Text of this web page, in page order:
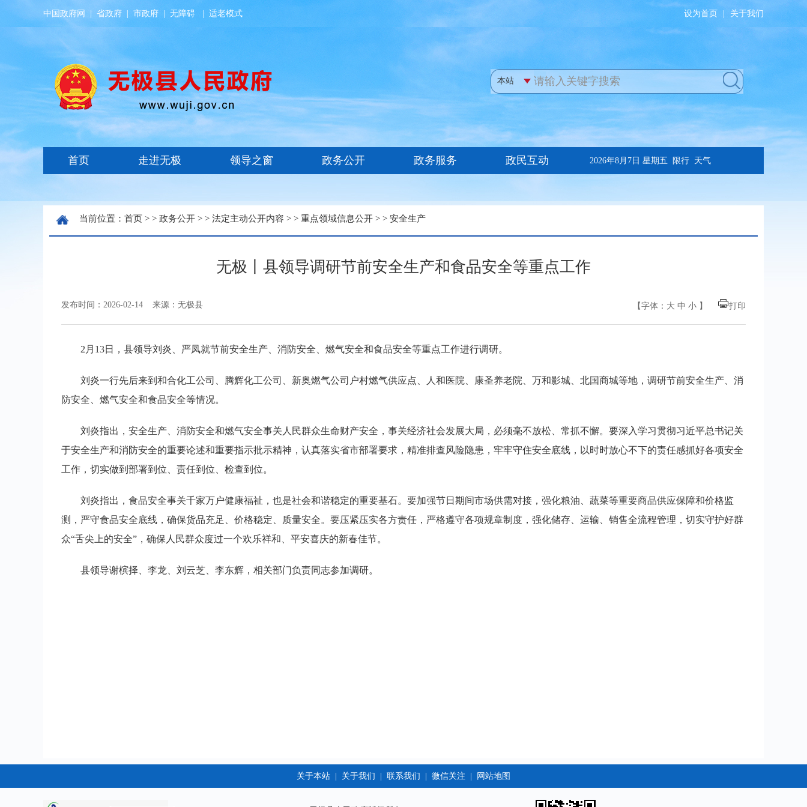
中国政府网 省政府 市政府 无障碍 适老模式 设为首页 关于我们
当前位置： 首页 > > 政务公开 > > 法定主动公开内容 > > 重点领域信息公开 > > 安全生产
无极丨县领导调研节前安全生产和食品安全等重点工作
发布时间：2026-02-14 来源：无极县 【字体： 大 中 小 】 打印
2月13日，县领导刘炎、严凤就节前安全生产、消防安全、燃气安全和食品安全等重点工作进行调研。
刘炎一行先后来到和合化工公司、腾辉化工公司、新奥燃气公司户村燃气供应点、人和医院、康圣养老院、万和影城、北国商城等地，调研节前安全生产、消
防安全、燃气安全和食品安全等情况。
刘炎指出，安全生产、消防安全和燃气安全事关人民群众生命财产安全，事关经济社会发展大局，必须毫不放松、常抓不懈。要深入学习贯彻习近平总书记关
于安全生产和消防安全的重要论述和重要指示批示精神，认真落实省市部署要求，精准排查风险隐患，牢牢守住安全底线，以时时放心不下的责任感抓好各项安全
工作，切实做到部署到位、责任到位、检查到位。
刘炎指出，食品安全事关千家万户健康福祉，也是社会和谐稳定的重要基石。要加强节日期间市场供需对接，强化粮油、蔬菜等重要商品供应保障和价格监
测，严守食品安全底线，确保货品充足、价格稳定、质量安全。要压紧压实各方责任，严格遵守各项规章制度，强化储存、运输、销售全流程管理，切实守护好群
众“舌尖上的安全”，确保人民群众度过一个欢乐祥和、平安喜庆的新春佳节。
县领导谢槟择、李龙、刘云芝、李东辉，相关部门负责同志参加调研。